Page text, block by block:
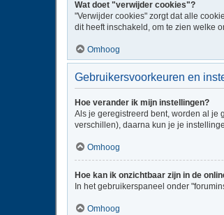
Wat doet "verwijder cookies"?
"Verwijder cookies" zorgt dat alle
dit heeft inschakeld, om te zien welke
Omhoog
Gebruikersvoorkeuren en
Hoe verander ik mijn instellingen?
Als je geregistreerd bent, worden al je
verschillen), daarna kun je je
Omhoog
Hoe kan ik onzichtbaar zijn in de
In het gebruikerspaneel onder
Omhoog